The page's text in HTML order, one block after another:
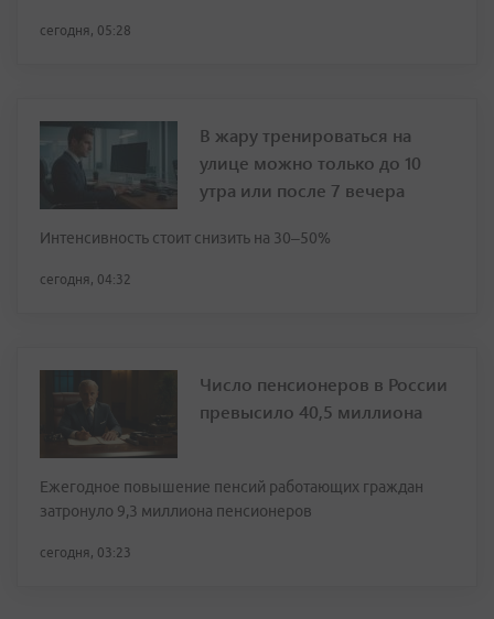
сегодня, 05:28
В жару тренироваться на
улице можно только до 10
утра или после 7 вечера
Интенсивность стоит снизить на 30–50%
сегодня, 04:32
Число пенсионеров в России
превысило 40,5 миллиона
Ежегодное повышение пенсий работающих граждан
затронуло 9,3 миллиона пенсионеров
сегодня, 03:23